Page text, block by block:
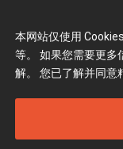
本网站仅使用
等。 如果您需要更多
解。 您已了解并同意